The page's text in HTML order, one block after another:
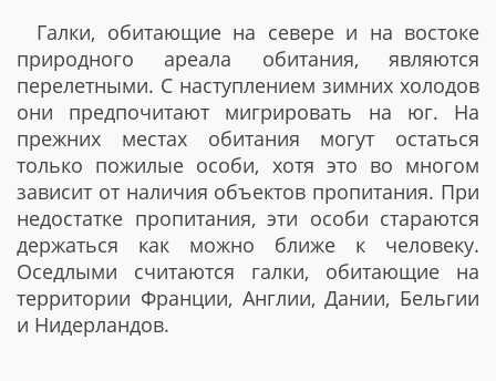
Галки, обитающие на севере и на востоке
природного ареала обитания, являются
перелетными. С наступлением зимних холодов
они предпочитают мигрировать на юг. На
прежних местах обитания могут остаться
только пожилые особи, хотя это во многом
зависит от наличия объектов пропитания. При
недостатке пропитания, эти особи стараются
держаться как можно ближе к человеку.
Оседлыми считаются галки, обитающие на
территории Франции, Англии, Дании, Бельгии
и Нидерландов.